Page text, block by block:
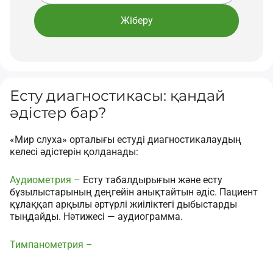
Есту диагностикасы: қандай
әдістер бар?
«Мир слуха» орталығы естуді диагностикалаудың
келесі әдістерін қолданады:
Аудиометрия – Есту табалдырығын және есту
бұзылыстарының деңгейін анықтайтын әдіс. Пациент
құлаққап арқылы әртүрлі жиіліктегі дыбыстарды
тыңдайды. Нәтижесі — аудиограмма.
Тимпанометрия –